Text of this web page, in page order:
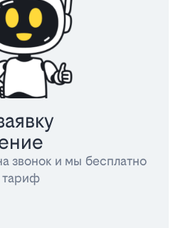
звонок и мы бесплатно
тариф